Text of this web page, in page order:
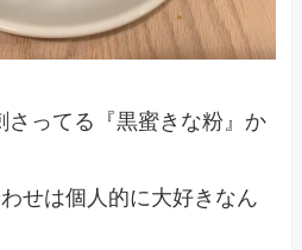
さってる『黒蜜きな粉』か
せは個人的に大好きなん